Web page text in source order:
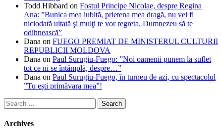
Todd Hibbard on Fostul Principe Nicolae, despre Regina
Ana: ”Bunica mea iubită, prietena mea dragă, nu vei fi
niciodată uitată şi mulţi te vor regreta. Dumnezeu să te
odihnească”
Dana on FUEGO PREMIAT DE MINISTERUL CULTURII
REPUBLICII MOLDOVA
Dana on Paul Surugiu-Fuego: ”Noi oamenii punem la suflet
tot ce ni se întâmplă, despre…”
Dana on Paul Surugiu-Fuego, în turneu de azi, cu spectacolul
”Tu ești primăvara mea”!
Search
for:
Archives